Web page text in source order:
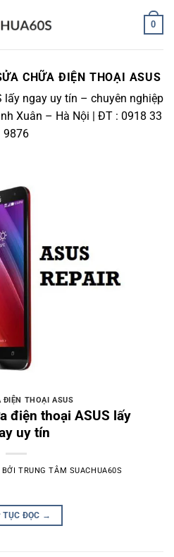
0
CHỮA ĐIỆN THOẠI ASUS
lấy ngay uy tín – chuyên nghiệp
Xuân – Hà Nội | ĐT : 0918 33
9876
ĐIỆN THOẠI ASUS
điện thoại ASUS lấy
uy tín
BỞITRUNG TÂM SUACHUA60S
TỤC ĐỌC →